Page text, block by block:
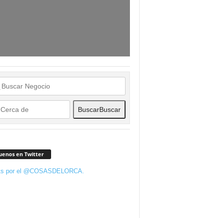
BuscarBuscar
en Twitter
por el @COSASDELORCA.